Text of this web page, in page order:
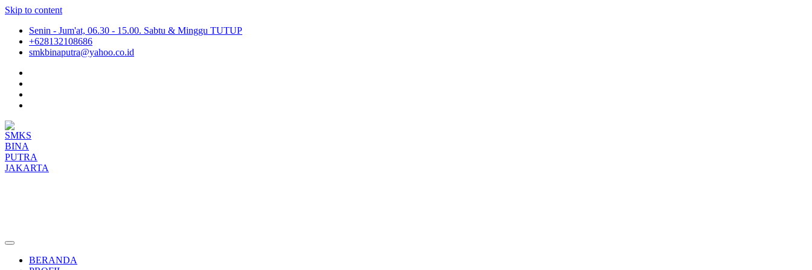
Skip to content
Senin - Jum'at, 06.30 - 15.00. Sabtu & Minggu TUTUP
+628132108686
smkbinaputra@yahoo.co.id
BERANDA